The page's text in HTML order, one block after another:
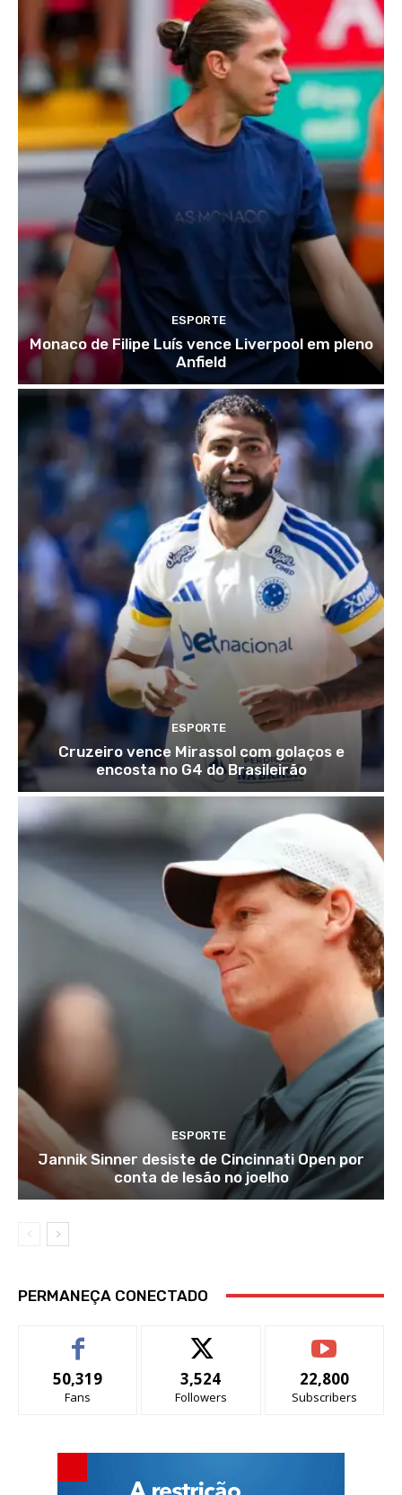
ESPORTE
Monaco de Filipe Luís vence Liverpool em pleno
Anfield
ESPORTE
Cruzeiro vence Mirassol com golaços e
encosta no G4 do Brasileirão
ESPORTE
Jannik Sinner desiste de Cincinnati Open por
conta de lesão no joelho
PERMANEÇA CONECTADO
50,319
Fans
3,524
Followers
22,800
Subscribers